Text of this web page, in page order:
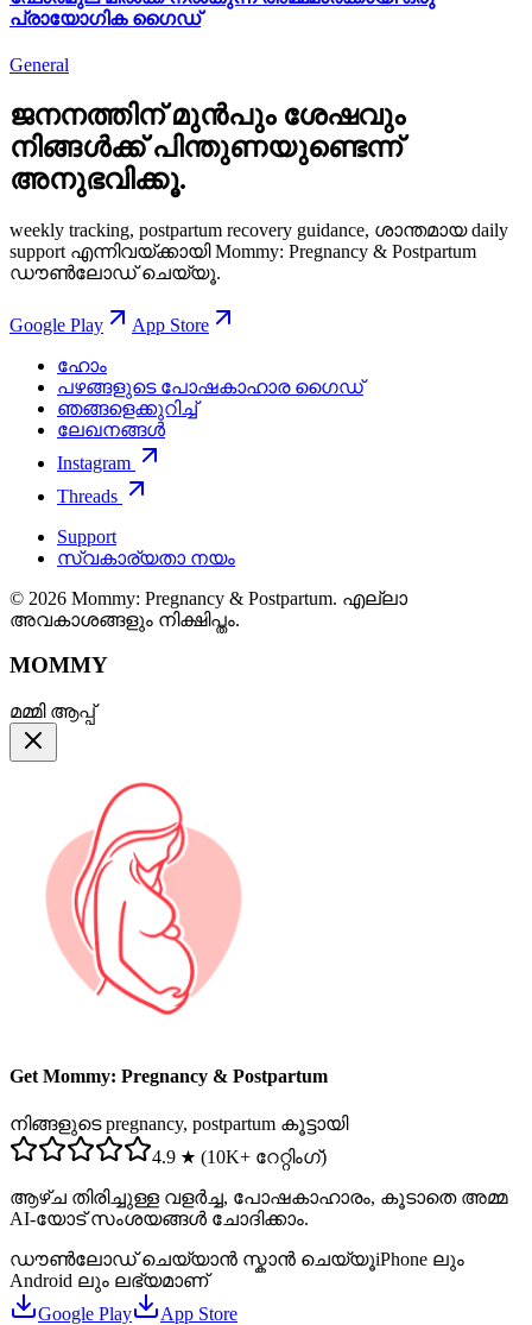
പ്രായോഗിക ഗൈഡ്
General
ജനനത്തിന് മുൻപും ശേഷവും
നിങ്ങള്‍ക്ക് പിന്തുണയുണ്ടെന്ന്
അനുഭവിക്കൂ.
weekly tracking, postpartum recovery guidance, ശാന്തമായ daily
support എന്നിവയ്ക്കായി Mommy: Pregnancy & Postpartum
ഡൗൺലോഡ് ചെയ്യൂ.
Google Play
App Store
ഹോം
പഴങ്ങളുടെ പോഷകാഹാര ഗൈഡ്
ഞങ്ങളെക്കുറിച്ച്
ലേഖനങ്ങൾ
Instagram
Threads
Support
സ്വകാര്യതാ നയം
© 2026 Mommy: Pregnancy & Postpartum. എല്ലാ
അവകാശങ്ങളും നിക്ഷിപ്തം.
MOMMY
മമ്മി ആപ്പ്
Get Mommy: Pregnancy & Postpartum
നിങ്ങളുടെ pregnancy, postpartum കൂട്ടായി
4.9 ★ (10K+ റേറ്റിംഗ്)
ആഴ്ച തിരിച്ചുള്ള വളർച്ച, പോഷകാഹാരം, കൂടാതെ അമ്മ
AI-യോട് സംശയങ്ങൾ ചോദിക്കാം.
ഡൗൺലോഡ് ചെയ്യാൻ സ്കാൻ ചെയ്യൂiPhone ലും
Android ലും ലഭ്യമാണ്
Google Play
App Store